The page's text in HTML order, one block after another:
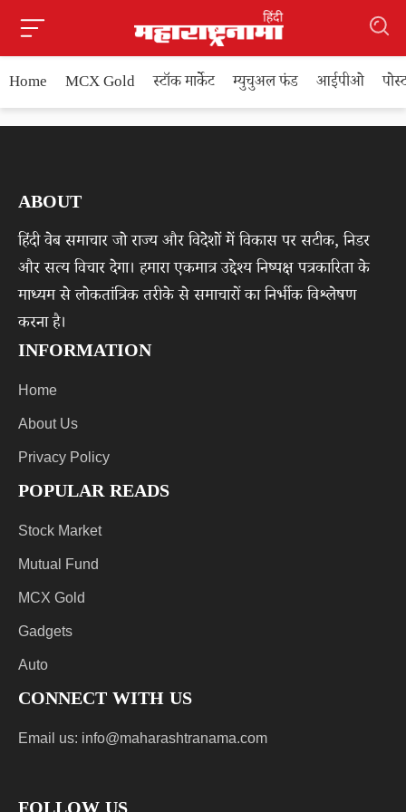
Home MCX Gold स्टॉक मार्केट म्युचुअल फंड आईपीओ
ABOUT
हिंदी वेब समाचार जो राज्य और विदेशों में विकास पर सटीक, निडर
और सत्य विचार देगा। हमारा एकमात्र उद्देश्य निष्पक्ष पत्रकारिता के
माध्यम से लोकतांत्रिक तरीके से समाचारों का निर्भीक विश्लेषण
करना है।
INFORMATION
Home
About Us
Privacy Policy
POPULAR READS
Stock Market
Mutual Fund
MCX Gold
Gadgets
Auto
CONNECT WITH US
Email us: info@maharashtranama.com